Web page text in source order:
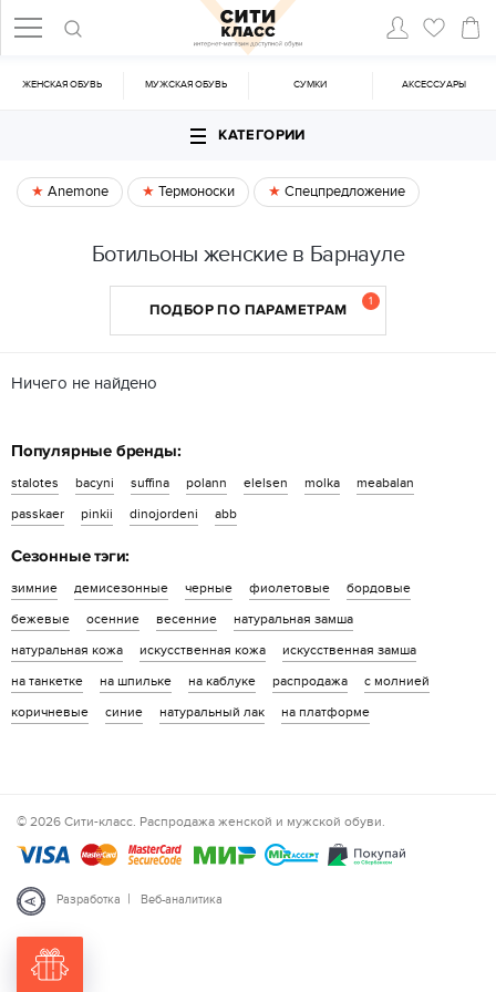
ЖЕНСКАЯ ОБУВЬ МУЖСКАЯ ОБУВЬ CУМКИ АКСЕССУАРЫ
КАТЕГОРИИ
Anemone Термоноски Спецпредложение
Ботильоны женские в Барнауле
ПОДБОР ПО ПАРАМЕТРАМ 1
Ничего не найдено
Популярные бренды:
stalotes bacyni suffina polann elelsen molka
meabalan
passkaer
pinkii dinojordeni abb
Сезонные тэги:
зимние демисезонные черные фиолетовые
бордовые
бежевые
осенние весенние
натуральная замша
натуральная кожа
искусственная кожа
искусственная замша
на танкетке
на шпильке на каблуке распродажа
с молнией
коричневые
синие натуральный лак на платформе
© 2026 Сити-класс. Распродажа женской и мужской обуви.
Разработка | Веб-аналитика